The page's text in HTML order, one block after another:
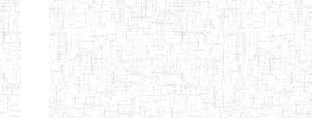
Etablissements
d'enseignement
secondaire
technique
et
professionnel